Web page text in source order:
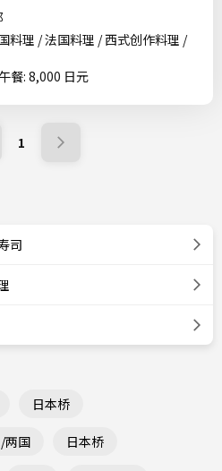
料理 / 法国料理 / 西式创作料理 /
餐: 8,000 日元
1
司
日本桥
两国 日本桥